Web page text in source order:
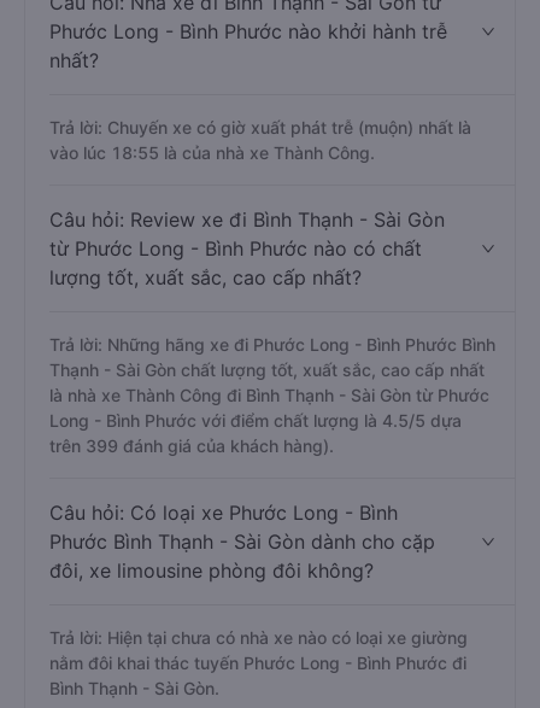
Phước Long - Bình Phước nào khởi hành trễ
nhất?
Trả lời: Chuyến xe có giờ xuất phát trễ (muộn) nhất là
vào lúc 18:55 là của nhà xe Thành Công.
Câu hỏi: Review xe đi Bình Thạnh - Sài Gòn
từ Phước Long - Bình Phước nào có chất
lượng tốt, xuất sắc, cao cấp nhất?
Trả lời: Những hãng xe đi Phước Long - Bình Phước Bình
Thạnh - Sài Gòn chất lượng tốt, xuất sắc, cao cấp nhất
là nhà xe Thành Công đi Bình Thạnh - Sài Gòn từ Phước
Long - Bình Phước với điểm chất lượng là 4.5/5 dựa
trên 399 đánh giá của khách hàng).
Câu hỏi: Có loại xe Phước Long - Bình
Phước Bình Thạnh - Sài Gòn dành cho cặp
đôi, xe limousine phòng đôi không?
Trả lời: Hiện tại chưa có nhà xe nào có loại xe giường
nằm đôi khai thác tuyến Phước Long - Bình Phước đi
Bình Thạnh - Sài Gòn.